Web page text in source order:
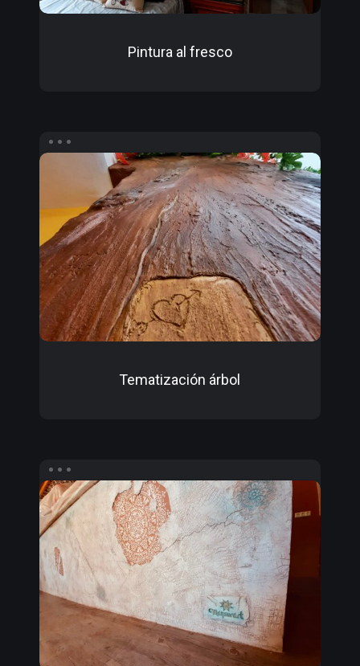
Pintura al fresco
árbol
Tematización árbol
antiguos